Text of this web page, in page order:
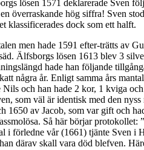
lösen 1571 deklarerade Sven
överraskande hög siffra! Sven
klassificerades dock som ett halft.
men hade 1591 efter-trätts av
Älfsborgs lösen 1613 blev 3
hade han följande
några år. Enligt samma års
och han hade 2 kor, 1 kviga
som väl är identisk med den
1650 av Jacob, som var gift och
Så här börjar
i förledne vår (1661) tjänte Sven
därav skall vara död blefven.